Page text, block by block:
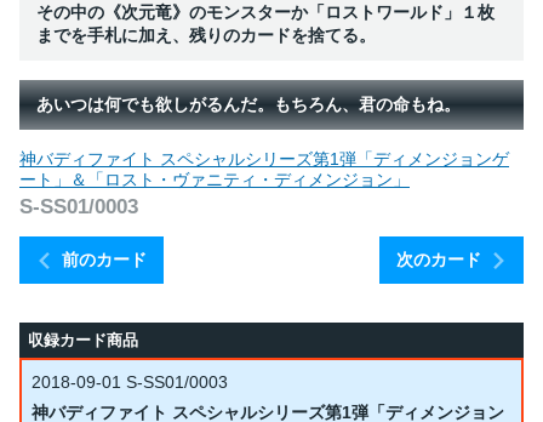
その中の《次元竜》のモンスターか「ロストワールド」１枚
までを手札に加え、残りのカードを捨てる。
あいつは何でも欲しがるんだ。もちろん、君の命もね。
前のカード
神バディファイト スペシャルシリーズ第1弾「ディメンジョンゲ
ート」＆「ロスト・ヴァニティ・ディメンジョン」
S-SS01/0003
次のカード
収録カード商品
2018-09-01 S-SS01/0003
神バディファイト スペシャルシリーズ第1弾「ディメンジョン